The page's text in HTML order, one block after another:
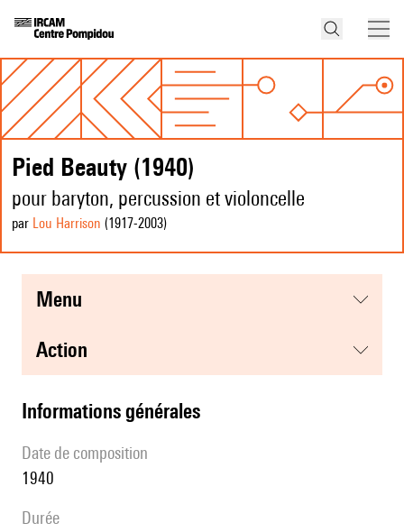
Pied Beauty (1940)
pour baryton, percussion et violoncelle
par Lou Harrison (1917-2003)
menu
action
informations générales
date de composition
1940
durée